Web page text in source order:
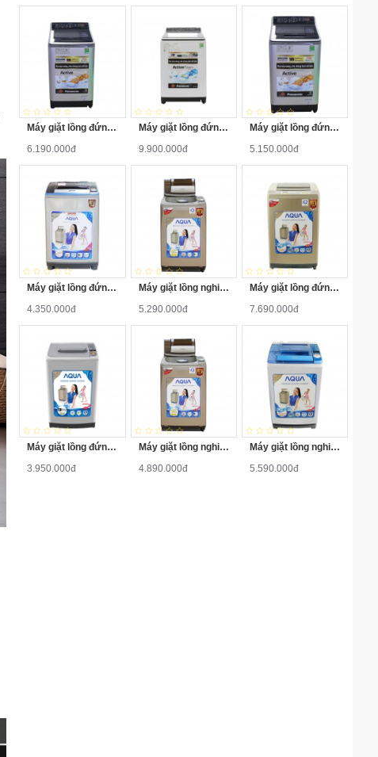
Hãng
XUẤT XỨ & BẢO HÀNH
Sản xuất tại Trung Quốc
Máy giặt lồng đứng Panasonic NA-F85X5LRV 8.5kg
6.190.000đ
Máy giặt lồng đứng Panasonic NA-125A5WRV 12.5kg
9.900.000đ
Máy giặt lồng đứng Panasonic NA-F90X5LRV 9kg
5.150.000đ
Máy giặt lồng đứng Aqua AQW-S80KT 8kg
4.350.000đ
Máy giặt lồng nghiêng Aqua AQW-F800Z1T 8kg
5.290.000đ
Máy giặt lồng đứng Aqua AQW-DQW90ZT 9kg
7.690.000đ
Máy giặt lồng đứng Aqua AQW-S70KT 7kg
3.950.000đ
Máy giặt lồng nghiêng Aqua AQW-F800Z2T 8kg
4.890.000đ
Máy giặt lồng nghiêng Aqua AQW-QW90ZT-S 9kg
5.590.000đ